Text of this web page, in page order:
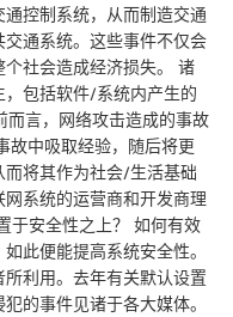
控制系统，从而制造交通
通系统。这些事件不仅会
社会造成经济损失。 诸
包括软件/系统内产生的
言，网络攻击造成的事故
故中吸取经验，随后将更
将其作为社会/生活基础
系统的运营商和开发商理
于安全性之上？ 如何有效
此便能提高系统安全性。
利用。去年有关默认设置
的事件见诸于各大媒体。